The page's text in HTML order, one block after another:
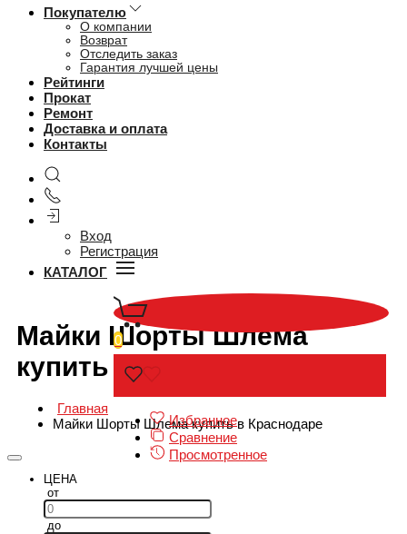
Покупателю
О компании
Возврат
Отследить заказ
Гарантия лучшей цены
Рейтинги
Прокат
Ремонт
Доставка и оплата
Контакты
Вход
Регистрация
КАТАЛОГ
0
Избранное
Сравнение
Просмотренное
Майки Шорты Шлема
купить в Краснодаре
Главная
Майки Шорты Шлема купить в Краснодаре
ЦЕНА
от
до